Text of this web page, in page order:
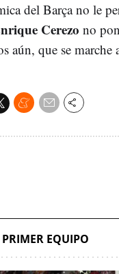
del Barça no le
Cerezo no
aún, que se
EQUIPO